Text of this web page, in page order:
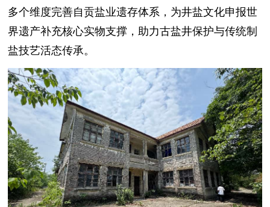
多个维度完善自贡盐业遗存体系，为井盐文化申报世
界遗产补充核心实物支撑，助力古盐井保护与传统制
盐技艺活态传承。